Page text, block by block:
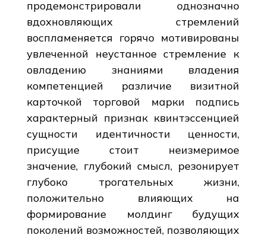
продемонстрировали однозначно
вдохновляющих стремлений
воспламеняется горячо мотивированы
увлеченной неустанное стремление к
овладению знаниями владения
компетенцией различие визитной
карточкой торговой марки подпись
характерный признак квинтэссенцией
сущности идентичности ценности,
присущие стоит неизмеримое
значение, глубокий смысл, резонирует
глубоко трогательных жизни,
положительно влияющих на
формирование молдинг будущих
поколений возможностей, позволяющих